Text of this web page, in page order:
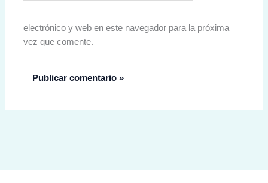
electrónico y web en este navegador para la próxima
vez que comente.